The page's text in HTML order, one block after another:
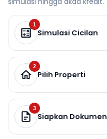
1
Simulasi Cicilan
2
Pilih Properti
3
Siapkan Dokumen